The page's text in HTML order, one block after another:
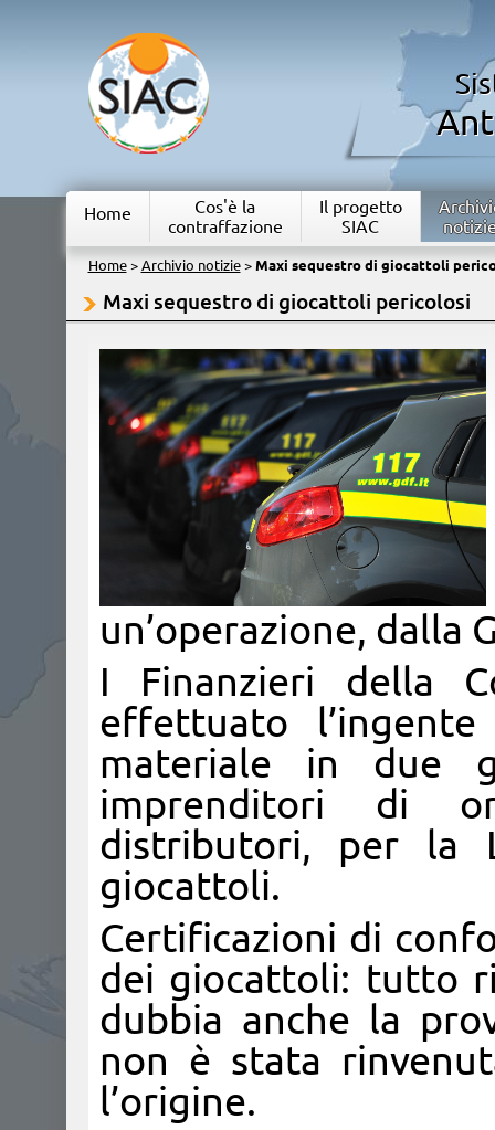
Home
Cos'è la
contraffazione
Il progetto
SIAC
Home> Archivio notizie> Maxi sequestro di giocattoli
Maxi sequestro di giocattoli pericolosi
un’operazione, dalla
I Finanzieri della
effettuato
materiale in due
imprenditori di
distributori, per la
giocattoli.
Certificazioni di
dei giocattoli: tutto
dubbia anche la
non è stata
l’origine.